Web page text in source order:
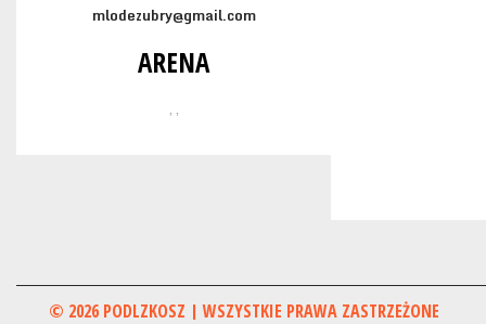
mlodezubry@gmail.com
ARENA
, ,
© 2026 PODLZKOSZ | WSZYSTKIE PRAWA ZASTRZEŻONE